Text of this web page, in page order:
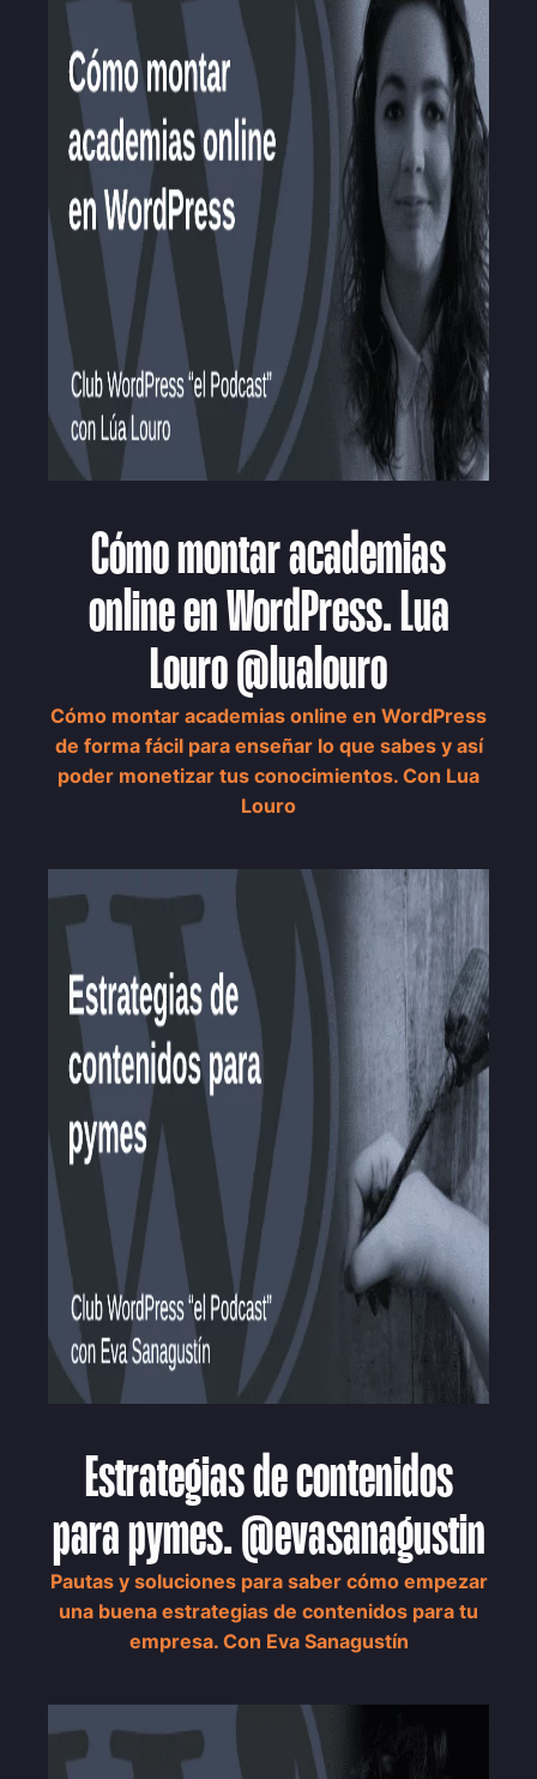
Cómo montar academias
online en WordPress. Lua
Louro @lualouro
Cómo montar academias online en WordPress
de forma fácil para enseñar lo que sabes y así
poder monetizar tus conocimientos. Con Lua
Louro
Estrategias de contenidos
para pymes. @evasanagustin
Pautas y soluciones para saber cómo empezar
una buena estrategias de contenidos para tu
empresa. Con Eva Sanagustín